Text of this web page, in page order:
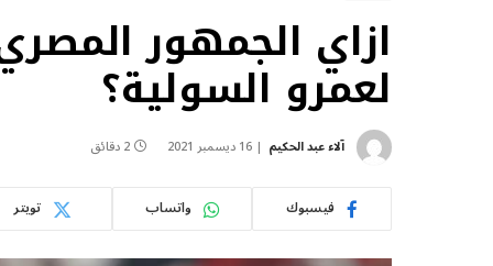
ازاي الجمهور
لعمرو السولية؟
آلاء عبد الحكيم 16 ديسمبر 2021 2 دقائق
فيسبوك واتساب تويتر